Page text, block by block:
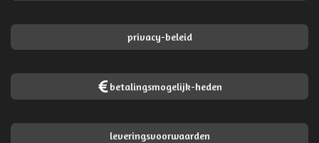
privacy-beleid
betalingsmogelijk-heden
leveringsvoorwaarden